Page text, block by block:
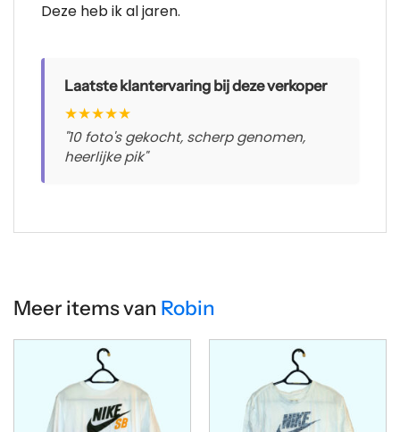
Deze heb ik al jaren.
Laatste klantervaring bij deze verkoper
★★★★★
"10 foto's gekocht, scherp genomen,
heerlijke pik"
Meer items van Robin